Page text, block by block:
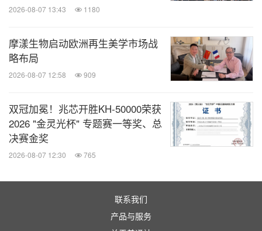
2026-08-07 13:43 1180
摩漾生物启动欧洲再生美学市场战
略布局
2026-08-07 12:58 909
双冠加冕！兆芯开胜KH‑50000荣获
2026 "金灵光杯" 专题赛一等奖、总
决赛金奖
2026-08-07 12:30 765
联系我们
产品与服务